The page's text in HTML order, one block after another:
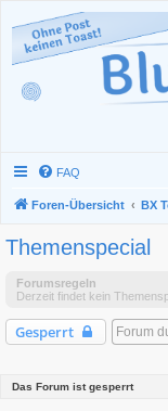
FAQ
Foren-Übersicht BX
Themenspecial
Forumsregeln
Derzeit findet kein
Gesperrt
Das Forum ist gesperrt